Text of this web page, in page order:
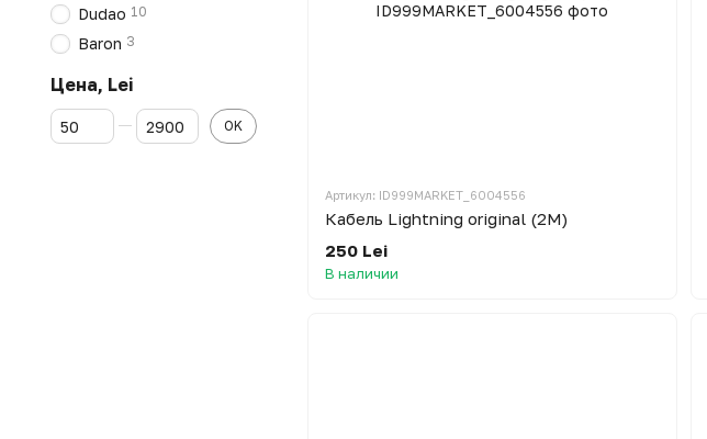
Артикул: ID999MARKET_6004556
Кабель Lightning original (2M)
250 Lei
В наличии
Dudao 10
Baron 3
Цена, Lei
От Цена, Lei
До Цена, Lei OK